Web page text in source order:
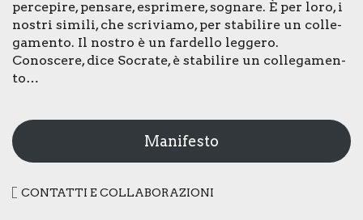
per­ce­pi­re, pen­sa­re, espri­me­re, sogna­re. È per loro, i
nostri simi­li, che scri­via­mo, per sta­bi­li­re un col­le­
ga­men­to. Il nostro è un far­del­lo leg­ge­ro.
Cono­sce­re, dice Socra­te, è sta­bi­li­re un col­le­ga­men­
to…
Manifesto
CON­TAT­TI E COL­LA­BO­RA­ZIO­NI